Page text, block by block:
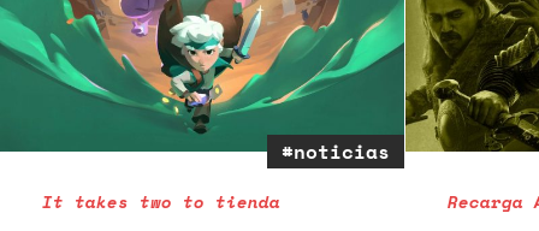
#noticias
It takes two to tienda Recarga